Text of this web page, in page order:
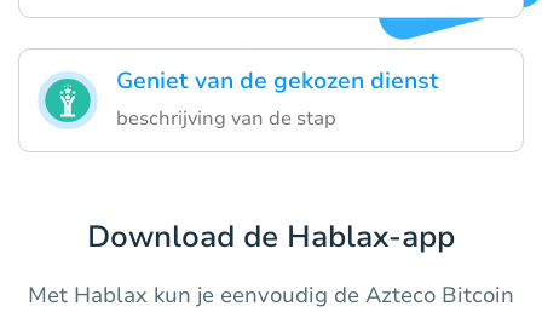
Geniet van de gekozen dienst
beschrijving van de stap
Download de Hablax-app
Met Hablax kun je eenvoudig de Azteco Bitcoin